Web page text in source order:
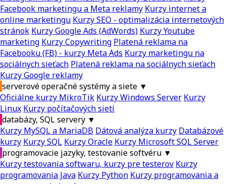
Facebook marketingu a Meta reklamy Kurzy internet a
online marketingu Kurzy SEO - optimalizácia internetových
stránok Kurzy Google Ads (AdWords) Kurzy Youtube
marketing Kurzy Copywriting Platená reklama na
Facebooku (FB) - kurzy Meta Ads Kurzy marketingu na
sociálnych sieťach Platená reklama na sociálnych sieťach
Kurzy Google reklamy
serverové operačné systémy a siete ▼
Oficiálne kurzy MikroTik Kurzy Windows Server Kurzy
Linux Kurzy počítačových sietí
databázy, SQL servery ▼
Kurzy MySQL a MariaDB Dátová analýza kurzy Databázové
kurzy Kurzy SQL Kurzy Oracle Kurzy Microsoft SQL Server
programovacie jazyky, testovanie softvéru ▼
Kurzy testovania softwaru, kurzy pre testerov Kurzy
programovania Java Kurzy Python Kurzy programovania a